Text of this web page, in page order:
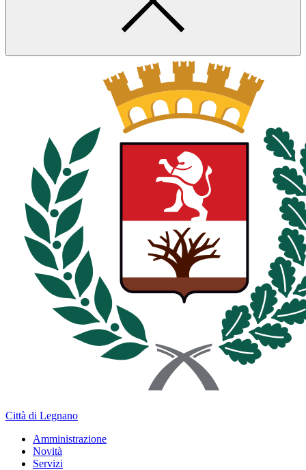
Città di Legnano
Amministrazione
Novità
Servizi